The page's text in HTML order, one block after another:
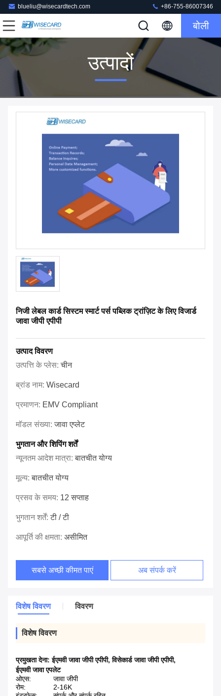
blueliu@wisecardtech.com +86-755-86007346
बोली
उत्पादों
निजी लेबल कार्ड सिस्टम स्मार्ट पर्स पब्लिक ट्रांज़िट के लिए विजार्ड
जावा जीपी एपीपी
उत्पाद विवरण
उत्पत्ति के प्लेस:चीन
ब्रांड नाम: Wisecard
प्रमाणन: EMV Compliant
मॉडल संख्या:जावा एप्लेट
भुगतान और शिपिंग शर्तें
न्यूनतम आदेश मात्रा:बातचीत योग्य
मूल्य:बातचीत योग्य
प्रसव के समय: 12 सप्ताह
भुगतान शर्तें:टी / टी
आपूर्ति की क्षमता: असीमित
सबसे अच्छी कीमत पाएं अब संपर्क करें
विशेष विवरण विवरण
विशेष विवरण
प्रमुखता देना:ईएमवी जावा जीपी एपीपी,विसेकार्ड जावा जीपी एपीपी,
ईएमवी जावा एपलेट
ओएस:
जावा जीपी
रोम:
2-16K